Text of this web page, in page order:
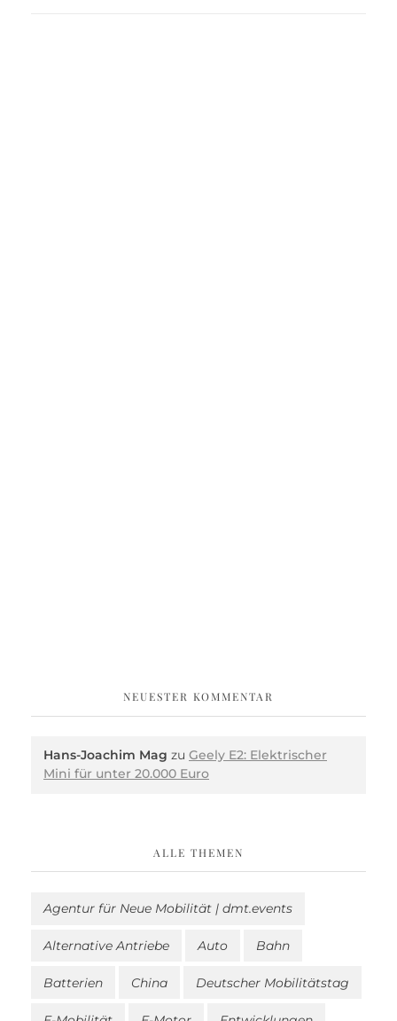
NEUESTER KOMMENTAR
Hans-Joachim Mag zu Geely E2: Elektrischer
Mini für unter 20.000 Euro
ALLE THEMEN
Agentur für Neue Mobilität | dmt.events
Alternative Antriebe Auto Bahn
Batterien China Deutscher Mobilitätstag